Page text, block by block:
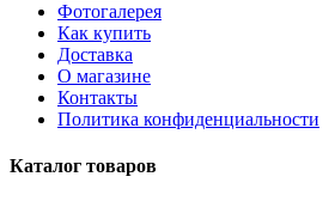
Фотогалерея
Как купить
Доставка
О магазине
Контакты
Политика конфиденциальности
Каталог товаров